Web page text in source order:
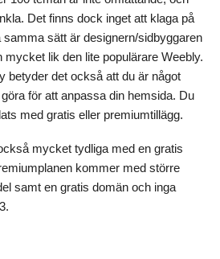
Det finns dock inget att klaga på
sätt är designern/sidbyggaren
mycket lik den lite populärare Weebly.
betyder det också att du är något
för att anpassa din hemsida. Du
med gratis eller premiumtillägg.
mycket tydliga med en gratis
kommer med större
samt en gratis domän och inga